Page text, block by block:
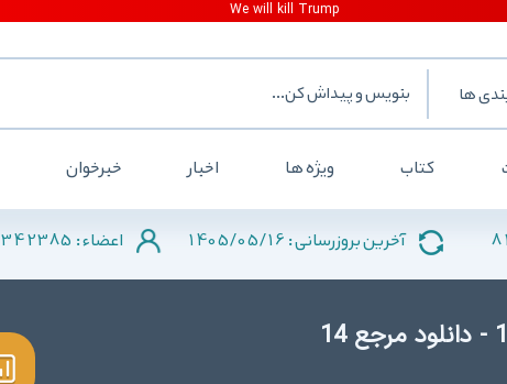
ها
کتاب ویژه ها اخبار خبرخوان
آخرین بروزرسانی : 1405/05/16 اعضاء : 342385